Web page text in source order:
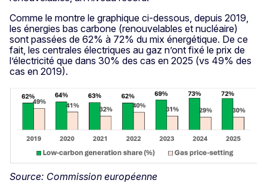
Comme le montre le graphique ci-dessous, depuis 2019,
les énergies bas carbone (renouvelables et nucléaire)
sont passées de 62% à 72% du mix énergétique. De ce
fait, les centrales électriques au gaz n’ont fixé le prix de
l’électricité que dans 30% des cas en 2025 (vs 49% des
cas en 2019).
Source: Commission européenne